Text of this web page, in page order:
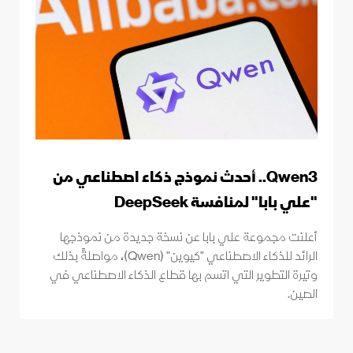
Qwen3.. أحدث نموذج ذكاء اصطناعي من
"علي بابا" لمنافسة DeepSeek
أعلنت مجموعة علي بابا عن نسخة جديدة من نموذجها
الرائد للذكاء الاصطناعي "كيوين" (Qwen)، مواصلةً بذلك
وتيرة التطوير التي اتسم بها قطاع الذكاء الاصطناعي في
الصين.